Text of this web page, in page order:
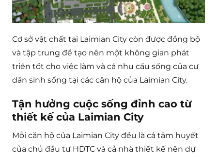
Cơ sở vật chất tại Laimian City còn được đồng bộ
và tập trung để tạo nên một không gian phát
triển tốt cho việc làm và cả nhu cầu sống của cư
dân sinh sống tại các căn hộ của Laimian City.
Tận hưởng cuộc sống đỉnh cao từ
thiết kế của Laimian City
Mỗi căn hộ của Laimian City đều là cả tâm huyết
của chủ đầu tư HDTC và cả nhà thiết kế nên dự